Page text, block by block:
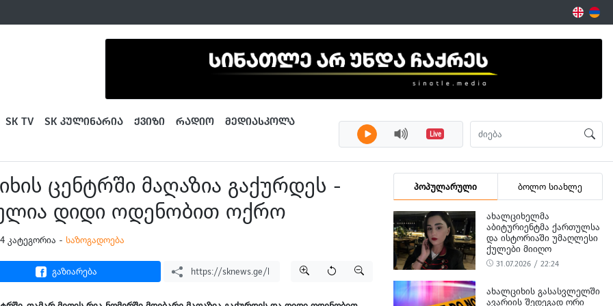
SK TV SK ᲙᲣᲚᲘᲜᲐᲠᲘᲐ ᲥᲕᲘᲖᲘ ᲠᲐᲓᲘᲝ ᲛᲔᲓᲘᲐᲡᲙᲝᲚᲐ
Live
ცენტრში მაღაზია გაქურდეს -
დიდი ოდენობით ოქრო
კატეგორია - საზოგადოება
გაზიარება
პოპულარული ბოლო სიახლე
ᲐᲮᲐᲚᲪᲘᲮᲔᲚᲛᲐ
ᲐᲑᲘᲢᲣᲠᲘᲔᲜᲢᲛᲐ ᲥᲐᲠᲗᲣᲚᲡᲐ
ᲓᲐ ᲘᲡᲢᲝᲠᲘᲐᲨᲘ ᲣᲛᲐᲦᲚᲔᲡᲘ
ᲥᲣᲚᲔᲑᲘ ᲛᲘᲘᲦᲝ
31.07.2026 / 22:24
ᲐᲮᲐᲚᲪᲘᲮᲘᲡ ᲒᲐᲡᲐᲡᲕᲚᲔᲚᲨᲘ
ᲐᲕᲐᲠᲘᲘᲡ ᲨᲔᲓᲔᲒᲐᲓ ᲝᲠᲘ